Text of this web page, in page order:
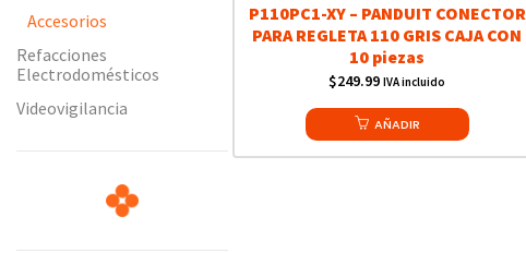
P110PC1-XY – PANDUIT CONECTOR
PARA REGLETA 110 GRIS CAJA CON
10 piezas
$249.99 IVA incluido
AÑADIR
Accesorios
Refacciones
Electrodomésticos
Videovigilancia